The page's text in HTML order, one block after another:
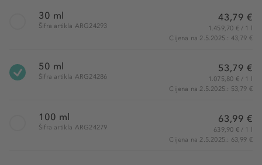
30 ml
Šifra artikla ARG24293
43,79 €
1.459,70 € / 1 l
Cijena na 2.5.2025.: 43,79 €
50 ml
Šifra artikla ARG24286
53,79 €
1.075,80 € / 1 l
Cijena na 2.5.2025.: 53,79 €
100 ml
Šifra artikla ARG24279
63,99 €
639,90 € / 1 l
Cijena na 2.5.2025.: 63,99 €